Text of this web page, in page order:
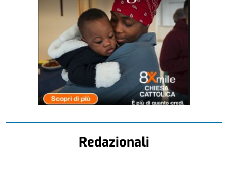
Redazionali